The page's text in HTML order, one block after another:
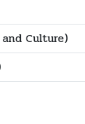
Culture)